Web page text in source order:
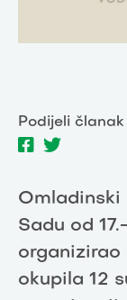
Podijeli članak
Omladinski
Sadu od
organizirao
okupila 12